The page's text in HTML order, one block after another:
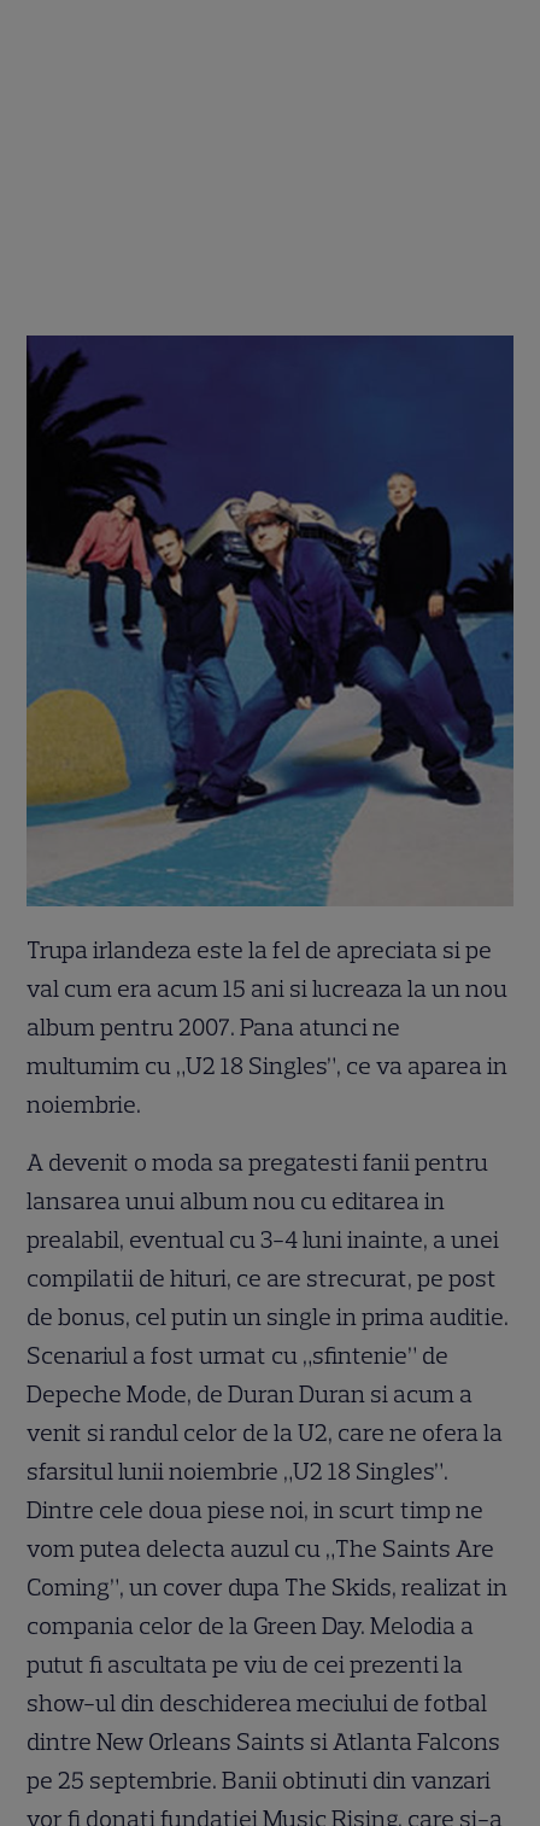
Trupa irlandeza este la fel de apreciata si pe
val cum era acum 15 ani si lucreaza la un nou
album pentru 2007. Pana atunci ne
multumim cu „U2 18 Singles”, ce va aparea in
noiembrie.
A devenit o moda sa pregatesti fanii pentru
lansarea unui album nou cu editarea in
prealabil, eventual cu 3-4 luni inainte, a unei
compilatii de hituri, ce are strecurat, pe post
de bonus, cel putin un single in prima auditie.
Scenariul a fost urmat cu „sfintenie” de
Depeche Mode, de Duran Duran si acum a
venit si randul celor de la U2, care ne ofera la
sfarsitul lunii noiembrie „U2 18 Singles”.
Dintre cele doua piese noi, in scurt timp ne
vom putea delecta auzul cu „The Saints Are
Coming”, un cover dupa The Skids, realizat in
compania celor de la Green Day. Melodia a
putut fi ascultata pe viu de cei prezenti la
show-ul din deschiderea meciului de fotbal
dintre New Orleans Saints si Atlanta Falcons
pe 25 septembrie. Banii obtinuti din vanzari
vor fi donati fundatiei Music Rising, care si-a